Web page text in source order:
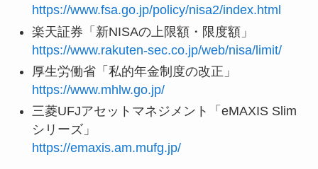
https://www.fsa.go.jp/policy/nisa2/index.html
楽天証券「新NISAの上限額・限度額」
https://www.rakuten-sec.co.jp/web/nisa/limit/
厚生労働省「私的年金制度の改正」
https://www.mhlw.go.jp/
三菱UFJアセットマネジメント「eMAXIS Slim
シリーズ」
https://emaxis.am.mufg.jp/